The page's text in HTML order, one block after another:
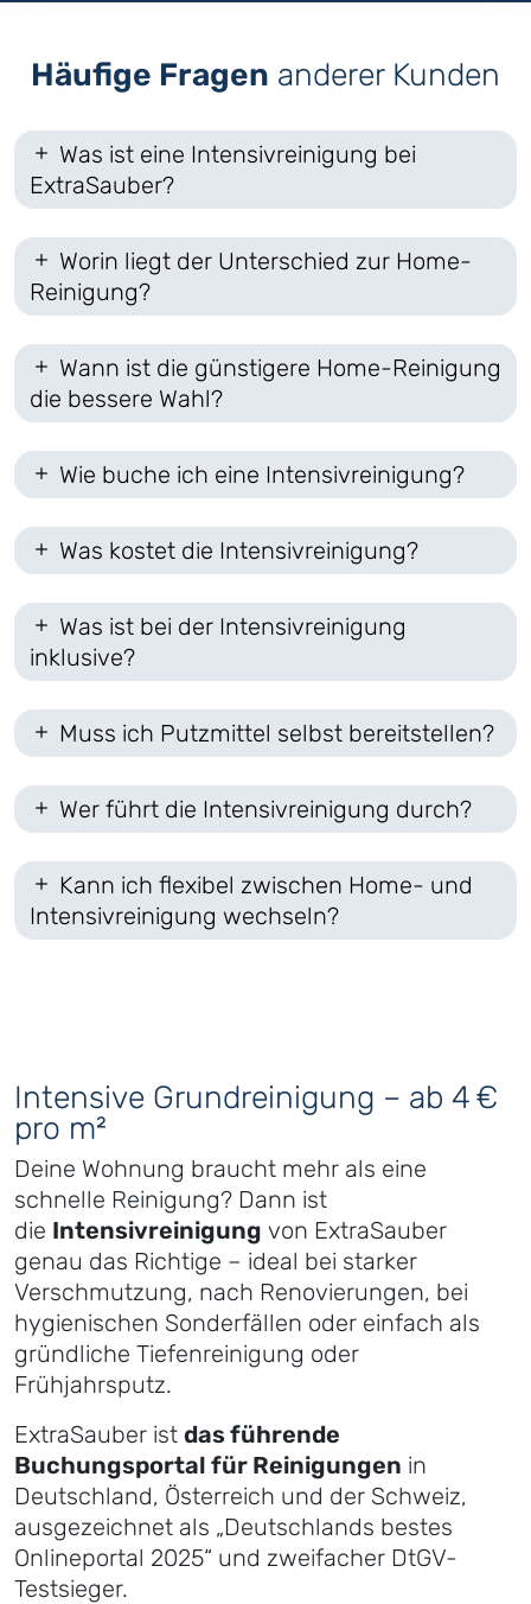
Häufige Fragen anderer Kunden
Was ist eine Intensivreinigung bei
ExtraSauber?
Worin liegt der Unterschied zur Home-
Reinigung?
Wann ist die günstigere Home-Reinigung
die bessere Wahl?
Wie buche ich eine Intensivreinigung?
Was kostet die Intensivreinigung?
Was ist bei der Intensivreinigung
inklusive?
Muss ich Putzmittel selbst bereitstellen?
Wer führt die Intensivreinigung durch?
Kann ich flexibel zwischen Home- und
Intensivreinigung wechseln?
Intensive Grundreinigung – ab 4 €
pro m²
Deine Wohnung braucht mehr als eine
schnelle Reinigung? Dann ist
die Intensivreinigung von ExtraSauber
genau das Richtige – ideal bei starker
Verschmutzung, nach Renovierungen, bei
hygienischen Sonderfällen oder einfach als
gründliche Tiefenreinigung oder
Frühjahrsputz.
ExtraSauber ist das führende
Buchungsportal für Reinigungen in
Deutschland, Österreich und der Schweiz,
ausgezeichnet als „Deutschlands bestes
Onlineportal 2025“ und zweifacher DtGV-
Testsieger.